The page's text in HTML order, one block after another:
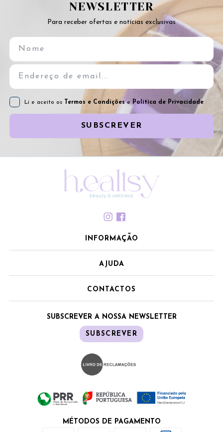
NEWSLETTER
Para receber ofertas e notícias exclusivas
Li e aceito os Termos e Condiçõese Política de Privacidade
SUBSCREVER
INFORMAÇÃO
AJUDA
CONTACTOS
SUBSCREVER A NOSSA NEWSLETTER
SUBSCREVER
MÉTODOS DE PAGAMENTO